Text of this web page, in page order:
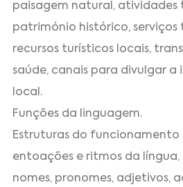
paisagem natural, atividades
património histórico, serviços
recursos turísticos locais,
saúde, canais para divulgar
local.
Funções da linguagem.
Estruturas do funcionamento
entoações e ritmos da
nomes, pronomes, adjetivos,